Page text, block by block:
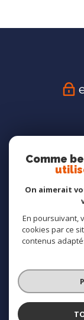
© 2026 | Tous
Nos honoraires
Comme
On aimerait
En poursuivant,
cookies par ce
contenus